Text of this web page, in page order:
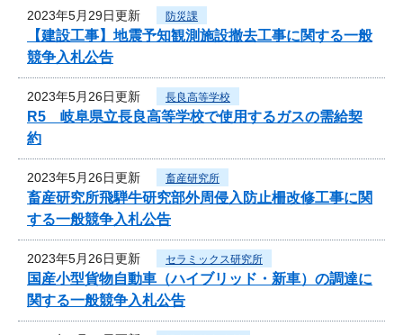
2023年5月29日更新 防災課
【建設工事】地震予知観測施設撤去工事に関する一般
競争入札公告
2023年5月26日更新 長良高等学校
R5 岐阜県立長良高等学校で使用するガスの需給契
約
2023年5月26日更新 畜産研究所
畜産研究所飛騨牛研究部外周侵入防止柵改修工事に関
する一般競争入札公告
2023年5月26日更新 セラミックス研究所
国産小型貨物自動車（ハイブリッド・新車）の調達に
関する一般競争入札公告